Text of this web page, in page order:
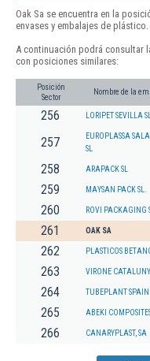
Oak Sa se encuentra en la
envases y embalajes de plástico.
A continuación podrá consultar
con posiciones similares:
Posición
Sector
Nombre de la
256 LORIPET SEVILLA SL
257
EUROPLASSA
SL
258 ARAPACK SL
259 MAYSAN PACK SL.
260 ROVI PACKAGING
261 OAK SA
262 PLASTICOS
263 VIRONE
264 TUBEPLANT SPAIN
265 ABEKI COMPOSITES
266 CANARYPLAST, SA